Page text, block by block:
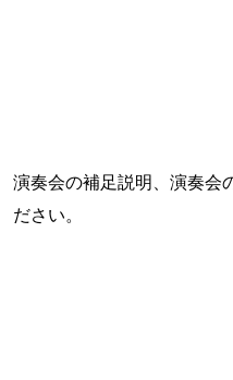
演奏会の補足説明、演奏会
ださい。